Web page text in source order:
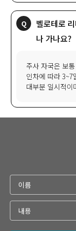
벨로테로
나 가나요?
주사 자국은 보
인차에 따라 3~7
대부분 일시적이